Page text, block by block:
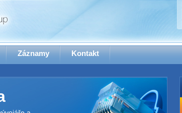
Záznamy Kontakt